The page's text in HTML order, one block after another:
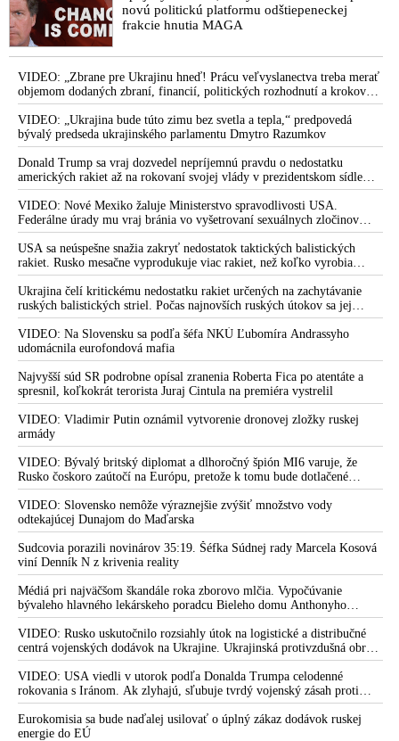
novú politickú platformu odštiepeneckej
frakcie hnutia MAGA
VIDEO: „Zbrane pre Ukrajinu hneď! Prácu veľvyslanectva treba merať
objemom dodaných zbraní, financií, politických rozhodnutí a krokov
tlaku na nepriateľa,“ povedal Volodymyr Zelenskyj zhromaždeným
ukrajinským diplomatom v Kyjeve. Donald Trump mu potom odkázal,
že USA Ukrajine nedodajú protiraketové systémy Patriot
VIDEO: „Ukrajina bude túto zimu bez svetla a tepla,“ predpovedá
bývalý predseda ukrajinského parlamentu Dmytro Razumkov
Donald Trump sa vraj dozvedel nepríjemnú pravdu o nedostatku
amerických rakiet až na rokovaní svojej vlády v prezidentskom sídle
Camp David v Marylande, a preto musel odložiť plánované útoky na
Irán. Prezident USA sa pre to údajne pohádal so šéfom Pentagónu, lebo
bol presvedčený o opaku
VIDEO: Nové Mexiko žaluje Ministerstvo spravodlivosti USA.
Federálne úrady mu vraj bránia vo vyšetrovaní sexuálnych zločinov
organizátora pedofilnej siete Jeffreyho Epsteina. Ten mal nariadiť, aby
dve dievčatá zo zahraničia, ktoré boli uškrtené počas drsného
fetišistického sexu, pochovali v blízkosti jeho ranča v tomto americkom
štáte
USA sa neúspešne snažia zakryť nedostatok taktických balistických
rakiet. Rusko mesačne vyprodukuje viac rakiet, než koľko vyrobia
všetci producenti systémov Patriot dohromady
Ukrajina čelí kritickému nedostatku rakiet určených na zachytávanie
ruských balistických striel. Počas najnovších ruských útokov sa jej
nepodarilo zostreliť ani jednu. Volodymyr Zelenskyj sa v zúfalstve snaží
prostredníctvom NATO zabezpečiť ich dodávky
VIDEO: Na Slovensku sa podľa šéfa NKÚ Ľubomíra Andrassyho
udomácnila eurofondová mafia
Najvyšší súd SR podrobne opísal zranenia Roberta Fica po atentáte a
spresnil, koľkokrát terorista Juraj Cintula na premiéra vystrelil
VIDEO: Vladimir Putin oznámil vytvorenie dronovej zložky ruskej
armády
VIDEO: Bývalý britský diplomat a dlhoročný špión MI6 varuje, že
Rusko čoskoro zaútočí na Európu, pretože k tomu bude dotlačené
rovnako, ako bolo dotlačené k invázii na Ukrajinu v roku 2022.
Zelenskyj medzitým v Kyjeve naliehal na zhromaždených diplomatov,
aby vo svete zháňali energie pre Ukrajinu na zimu. Putin vraj bude
mobilizovať a vojna sa do zimy pravdepodobne neskončí
VIDEO: Slovensko nemôže výraznejšie zvýšiť množstvo vody
odtekajúcej Dunajom do Maďarska
Sudcovia porazili novinárov 35:19. Šéfka Súdnej rady Marcela Kosová
viní Denník N z krivenia reality
Médiá pri najväčšom škandále roka zborovo mlčia. Vypočúvanie
bývaleho hlavného lekárskeho poradcu Bieleho domu Anthonyho
Fauciho pred výborom amerického Senátu väčšina médií ignorovala
VIDEO: Rusko uskutočnilo rozsiahly útok na logistické a distribučné
centrá vojenských dodávok na Ukrajine. Ukrajinská protivzdušná obrana
nedokázala počas ničivého nočného útoku na Kyjev a jeho okolie
zachytiť ani jednu ruskú raketu
VIDEO: USA viedli v utorok podľa Donalda Trumpa celodenné
rokovania s Iránom. Ak zlyhajú, sľubuje tvrdý vojenský zásah proti
Teheránu
Eurokomisia sa bude naďalej usilovať o úplný zákaz dodávok ruskej
energie do EÚ